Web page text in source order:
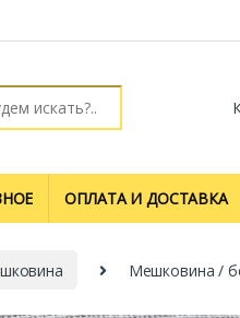
ОПЛАТА И ДОСТАВКА
Мешковина /